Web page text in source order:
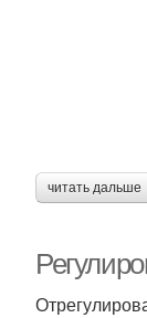
читать дальше